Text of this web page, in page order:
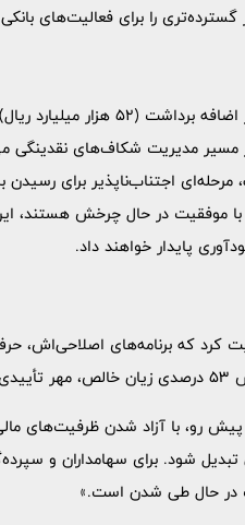
را برای فعالیت‌های
اگرچه در گزارش مالی 1404،
مسیر مدیریت شکاف‌های
مرحله‌ای اجتناب‌ناپذیر برای
موفقیت در حال چرخش هستند،
پایدار خواهند داد.
اعتباری ملل با نماد «وملل»، در سال 1404 ثابت کرد
رو، با آزاد شدن ظرفیت‌های
شود. برای سهامداران و
در حال طی شدن است.»